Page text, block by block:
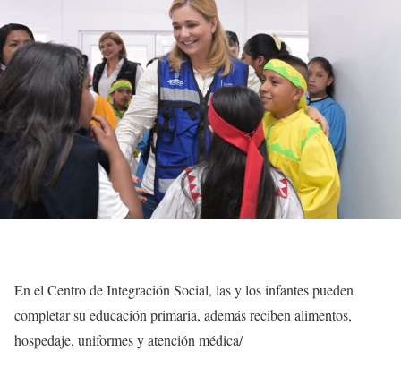
En el Centro de Integración Social, las y los infantes pueden
completar su educación primaria, además reciben alimentos,
hospedaje, uniformes y atención médica/